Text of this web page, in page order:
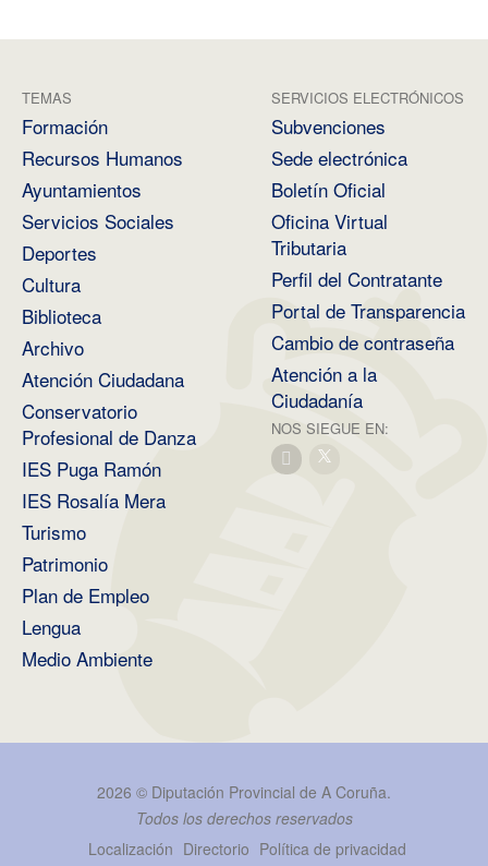
TEMAS
Formación
Recursos Humanos
Ayuntamientos
Servicios Sociales
Deportes
Cultura
Biblioteca
Archivo
Atención Ciudadana
Conservatorio
Profesional de Danza
IES Puga Ramón
IES Rosalía Mera
Turismo
Patrimonio
Plan de Empleo
Lengua
Medio Ambiente
SERVICIOS ELECTRÓNICOS
Subvenciones
Sede electrónica
Boletín Oficial
Oficina Virtual
Tributaria
Perfil del Contratante
Portal de Transparencia
Cambio de contraseña
Atención a la
Ciudadanía
NOS SIEGUE EN:
2026 © Diputación Provincial de A Coruña.
Todos los derechos reservados
Localización Directorio Política de privacidad